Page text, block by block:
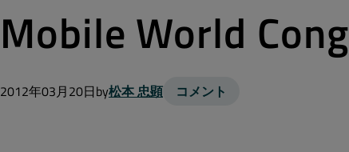
Mobile World
2012年03月20日by松本 忠顕 コメント